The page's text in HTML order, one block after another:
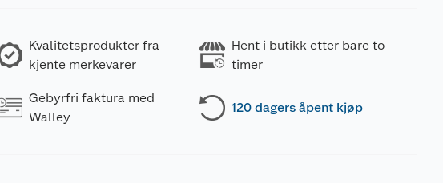
Kvalitetsprodukter fra
kjente merkevarer
Hent i butikk etter bare to
timer
Gebyrfri faktura med
Walley
120 dagers åpent kjøp